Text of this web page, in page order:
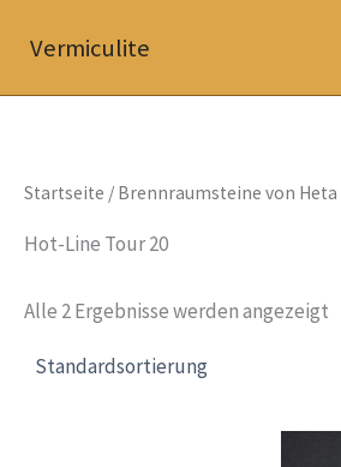
InhaltVermiculite
Startseite / Brennraumsteine von Heta
Hot-Line Tour 20
Alle 2 Ergebnisse werden angezeigt